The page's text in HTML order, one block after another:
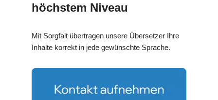
höchstem Niveau
Mit Sorgfalt übertragen unsere Übersetzer Ihre
Inhalte korrekt in jede gewünschte Sprache.